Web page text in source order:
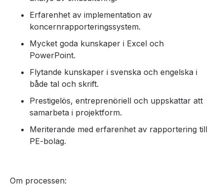
Erfarenhet av implementation av
koncernrapporteringssystem.
Mycket goda kunskaper i Excel och
PowerPoint.
Flytande kunskaper i svenska och engelska i
både tal och skrift.
Prestigelös, entreprenöriell och uppskattar att
samarbeta i projektform.
Meriterande med erfarenhet av rapportering till
PE-bolag.
Om processen: